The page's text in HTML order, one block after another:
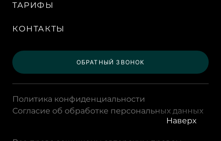
ТАРИФЫ
КОНТАКТЫ
ОБРАТНЫЙ ЗВОНОК
Политика конфиденциальности
Согласие об обработке персональных данных
Наверх